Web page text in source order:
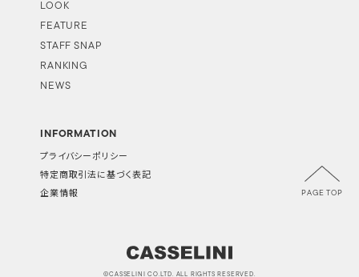
LOOK
FEATURE
STAFF SNAP
RANKING
NEWS
INFORMATION
プライバシーポリシー
特定商取引法に基づく表記
企業情報
©CASSELINI CO.LTD. ALL RIGHTS RESERVED.
PAGE TOP